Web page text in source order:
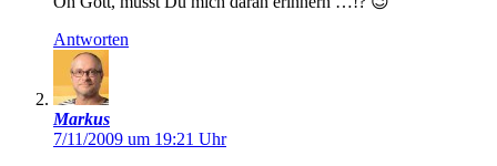
Antworten
Markus
7/11/2009 um 19:21 Uhr